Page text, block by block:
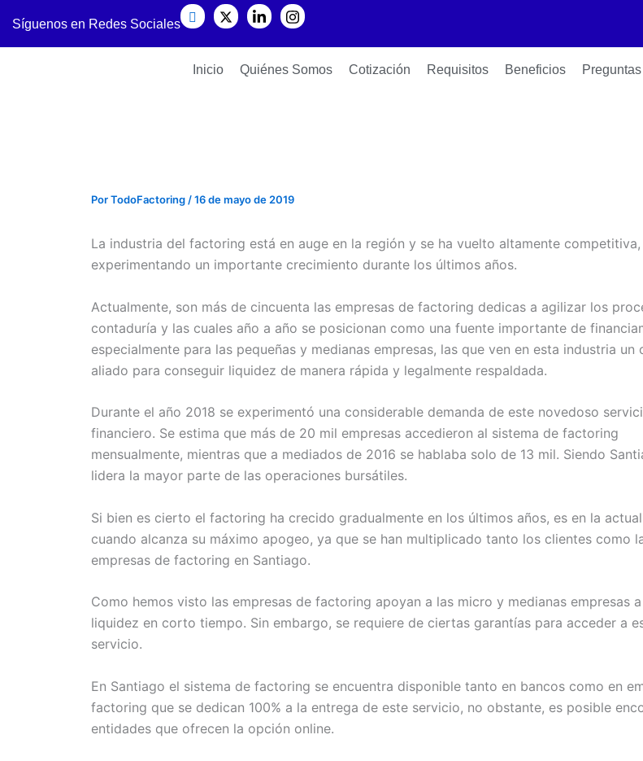
contenido
Síguenos en Redes Sociales
Inicio Quiénes Somos Cotización Requisitos Beneficios
PorTodoFactoring /16 de mayo de 2019
La industria del factoring está en auge en la región y se ha vuelto altamente competitiva,
experimentando un importante crecimiento durante los últimos años.
Actualmente, son más de cincuenta las empresas de factoring dedicas a agilizar los
contaduría y las cuales año a año se posicionan como una fuente importante de
especialmente para las pequeñas y medianas empresas, las que ven en esta industria un
aliado para conseguir liquidez de manera rápida y legalmente respaldada.
Durante el año 2018 se experimentó una considerable demanda de este novedoso
financiero. Se estima que más de 20 mil empresas accedieron al sistema de factoring
mensualmente, mientras que a mediados de 2016 se hablaba solo de 13 mil. Siendo
lidera la mayor parte de las operaciones bursátiles.
Si bien es cierto el factoring ha crecido gradualmente en los últimos años, es en la
cuando alcanza su máximo apogeo, ya que se han multiplicado tanto los clientes como
empresas de factoring en Santiago.
Como hemos visto las empresas de factoring apoyan a las micro y medianas empresas
liquidez en corto tiempo. Sin embargo, se requiere de ciertas garantías para acceder a
servicio.
En Santiago el sistema de factoring se encuentra disponible tanto en bancos como en
factoring que se dedican 100% a la entrega de este servicio, no obstante, es posible
entidades que ofrecen la opción online.